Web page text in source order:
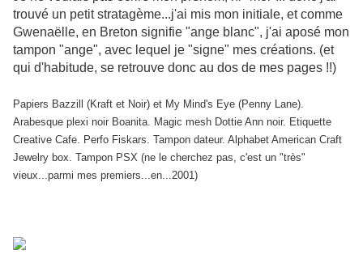
trouvé un petit stratagème...j'ai mis mon initiale, et comme
Gwenaëlle, en Breton signifie "ange blanc", j'ai aposé mon
tampon "ange", avec lequel je "signe" mes créations. (et
qui d'habitude, se retrouve donc au dos de mes pages !!)
Papiers Bazzill (Kraft et Noir) et My Mind's Eye (Penny Lane).
Arabesque plexi noir Boanita. Magic mesh Dottie Ann noir. Etiquette
Creative Cafe. Perfo Fiskars. Tampon dateur. Alphabet American Craft
Jewelry box. Tampon PSX (ne le cherchez pas, c'est un "très"
vieux...parmi mes premiers...en...2001)